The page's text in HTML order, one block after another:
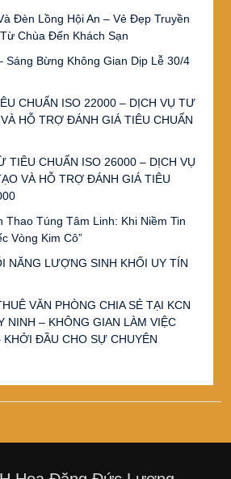
Đèn Lồng Hội An – Vẻ Đẹp Truyền
Chùa Đến Khách Sạn
Sáng Bừng Không Gian Dịp Lễ 30/4
CHUẨN ISO 22000 – DỊCH VỤ TƯ
HỖ TRỢ ĐÁNH GIÁ TIÊU CHUẨN
TIÊU CHUẨN ISO 26000 – DỊCH VỤ
VÀ HỖ TRỢ ĐÁNH GIÁ TIÊU
Thao Túng Tâm Linh: Khi Niềm Tin
Vòng Kim Cô”
NĂNG LƯỢNG SINH KHỐI UY TÍN
VĂN PHÒNG CHIA SẺ TẠI KCN
NINH – KHÔNG GIAN LÀM VIỆC
KHỞI ĐẦU CHO SỰ CHUYÊN